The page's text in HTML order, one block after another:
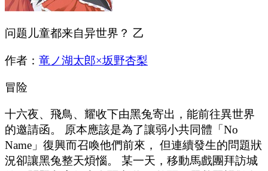
问题儿童都来自异世界？ 乙
作者： 竜ノ湖太郎×坂野杏梨
冒险
十六夜、飛鳥、耀收下由黑兔寄出，能前往異世界
的邀請函。 原本應該是為了讓弱小共同體「No
Name」復興而召喚他們前來， 但連續發生的問題狀
況卻讓黑兔整天煩惱。 某一天，移動馬戲團拜訪城